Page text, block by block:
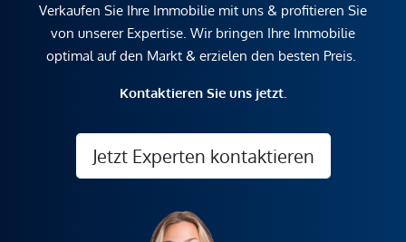
Verkaufen Sie Ihre Immobilie mit uns & profitieren Sie
von unserer Expertise. Wir bringen Ihre Immobilie
optimal auf den Markt & erzielen den besten Preis.
Kontaktieren Sie uns jetzt.
Jetzt Experten kontaktieren